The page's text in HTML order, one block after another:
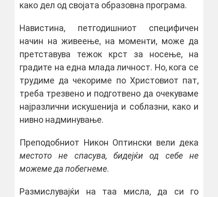
како дел од својата образовна програма.
Навистина, петгодишниот специфичен
начин на живеење, на моменти, може да
претставува тежок крст за носење, на
градите на една млада личност. Но, кога се
трудиме да чекориме по Христовиот пат,
треба трезвено и подготвено да очекуваме
најразлични искушенија и соблазни, како и
нивно надминување.
Преподобниот Никон Оптински вели дека
местото не спасува, бидејќи од себе не
можеме да побегнеме.
Размислувајќи на таа мисла, да си го